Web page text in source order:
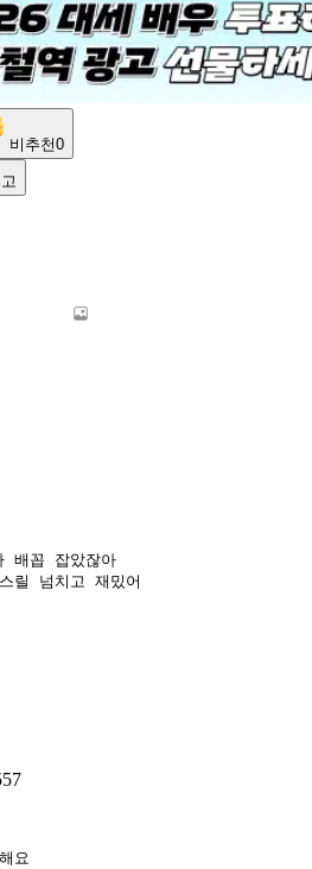
비추천0
배꼽 잡았잖아
릴 넘치고 재밌어
요